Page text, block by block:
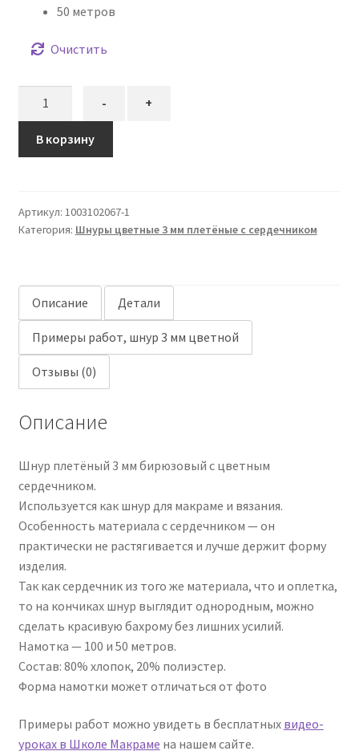
50 метров
Очистить
Шнур
плетёный
бирюзовый
с
- +
В корзину
Артикул: 1003102067-1
Категория: Шнуры цветные 3 мм плетёные с сердечником
Описание Детали
Примеры работ, шнур 3 мм цветной
Отзывы (0)
Описание
Шнур плетёный 3 мм бирюзовый с цветным
сердечником.
Используется как шнур для макраме и вязания.
Особенность материала с сердечником — он
практически не растягивается и лучше держит форму
изделия.
Так как сердечник из того же материала, что и оплетка,
то на кончиках шнур выглядит однородным, можно
сделать красивую бахрому без лишних усилий.
Намотка — 100 и 50 метров.
Состав: 80% хлопок, 20% полиэстер.
Форма намотки может отличаться от фото
Примеры работ можно увидеть в бесплатных видео-
уроках в Школе Макраме на нашем сайте.